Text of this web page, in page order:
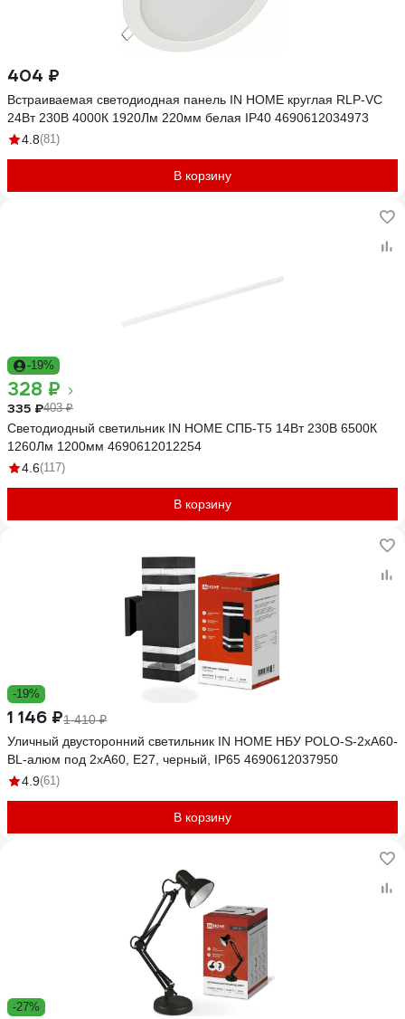
404 ₽
Встраиваемая светодиодная панель IN HOME круглая RLP-VC
24Вт 230В 4000К 1920Лм 220мм белая IP40 4690612034973
4.8(81)
В корзину
-19%
328 ₽
335 ₽403 ₽
Светодиодный светильник IN HOME СПБ-Т5 14Вт 230В 6500К
1260Лм 1200мм 4690612012254
4.6(117)
В корзину
-19%
1 146 ₽1 410 ₽
Уличный двусторонний светильник IN HOME НБУ POLO-S-2хA60-
BL-алюм под 2хA60, E27, черный, IP65 4690612037950
4.9(61)
В корзину
-27%